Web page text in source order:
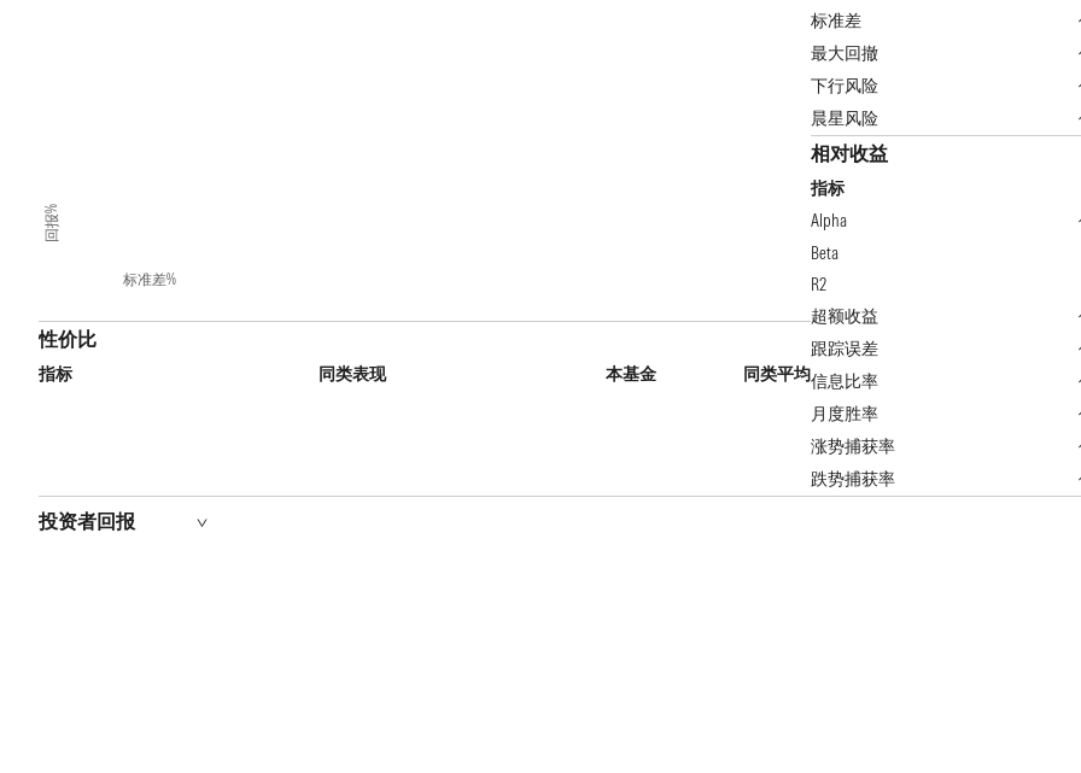
标准差%
回报%
性价比
指标 同类表现 本基金 同类平均
标准差
最大回撤
下行风险
晨星风险
相对收益
指标
Alpha
Beta
R2
超额收益
跟踪误差
信息比率
月度胜率
涨势捕获率
跌势捕获率
投资者回报